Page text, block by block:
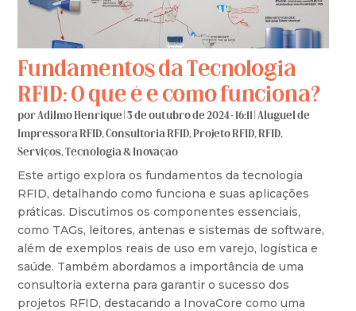
Fundamentos da Tecnologia
RFID: O que é e como funciona?
porAdilmo Henrique |3 de outubro de 2024 - 16:11 |Aluguel de
Impressora RFID,Consultoria RFID,Projeto RFID,RFID,
Serviços,Tecnologia & Inovação
Este artigo explora os fundamentos da tecnologia
RFID, detalhando como funciona e suas aplicações
práticas. Discutimos os componentes essenciais,
como TAGs, leitores, antenas e sistemas de software,
além de exemplos reais de uso em varejo, logística e
saúde. Também abordamos a importância de uma
consultoria externa para garantir o sucesso dos
projetos RFID, destacando a InovaCore como uma